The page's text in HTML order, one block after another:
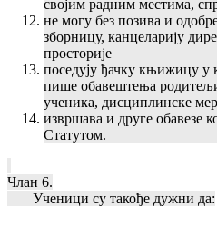
својим радним местима,
не могу без позива и
зборницу, канцеларију
просторије
поседују ђачку књижицу у
пише обавештења
ученика, дисциплинске
извршава и друге обавезе
Статутом.
Члан 6.
Ученици су такође дужни да: